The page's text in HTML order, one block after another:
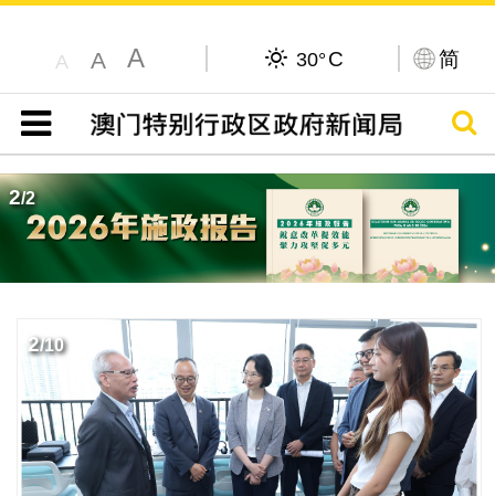
A A A 30° C 简
目录
搜寻
2/2
2/10